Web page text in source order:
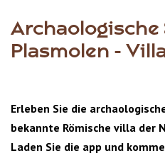
Plasmolen -
Erleben Sie die
bekannte Römische villa der
Laden Sie die app und